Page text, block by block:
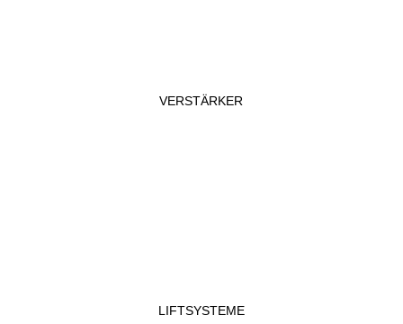
VERSTÄRKER
LIFTSYSTEME